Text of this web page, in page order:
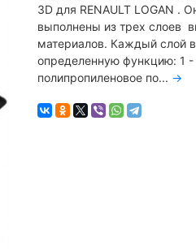
3D для RENAULT LOGAN .
выполнены из трех слоев
материалов. Каждый слой
определенную функцию: 1 -
полипропиленовое по... →